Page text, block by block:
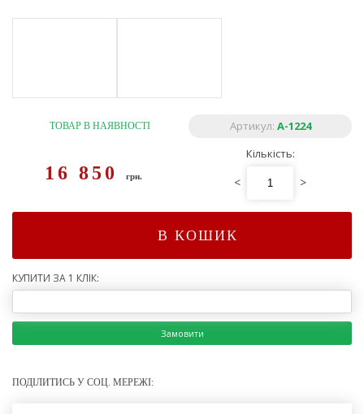
ТОВАР В НАЯВНОСТІ Артикул: A-1224
16 850грн.
Кількість:
< >
В КОШИК
КУПИТИ ЗА 1 КЛІК:
Замовити
ПОДІЛИТИСЬ У СОЦ. МЕРЕЖІ: